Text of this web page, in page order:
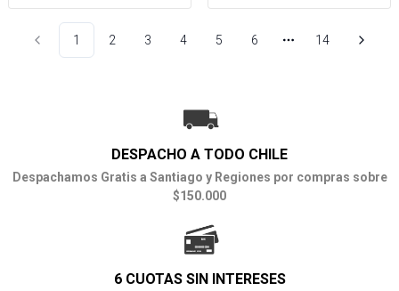
1 2 3 4 5 6
Más páginas
14
DESPACHO A TODO CHILE
Despachamos Gratis a Santiago y Regiones por compras sobre
$150.000
6 CUOTAS SIN INTERESES